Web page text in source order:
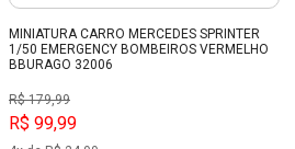
MINIATURA CARRO MERCEDES SPRINTER
1/50 EMERGENCY BOMBEIROS VERMELHO
BBURAGO 32006
R$ 179,99
R$ 99,99